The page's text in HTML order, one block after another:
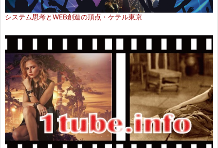
システム思考とWEB創造の頂点・ケテル東京